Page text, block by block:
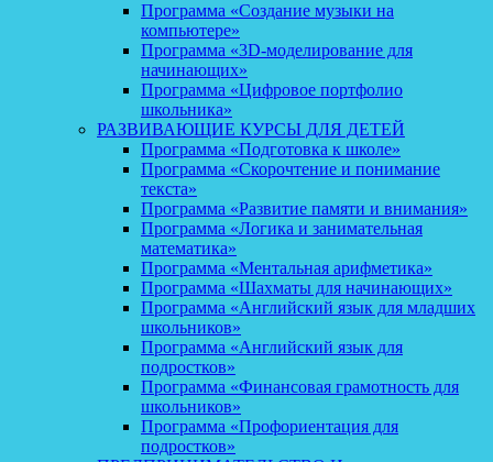
Программа «Создание музыки на
компьютере»
Программа «3D-моделирование для
начинающих»
Программа «Цифровое портфолио
школьника»
РАЗВИВАЮЩИЕ КУРСЫ ДЛЯ ДЕТЕЙ
Программа «Подготовка к школе»
Программа «Скорочтение и понимание
текста»
Программа «Развитие памяти и внимания»
Программа «Логика и занимательная
математика»
Программа «Ментальная арифметика»
Программа «Шахматы для начинающих»
Программа «Английский язык для младших
школьников»
Программа «Английский язык для
подростков»
Программа «Финансовая грамотность для
школьников»
Программа «Профориентация для
подростков»